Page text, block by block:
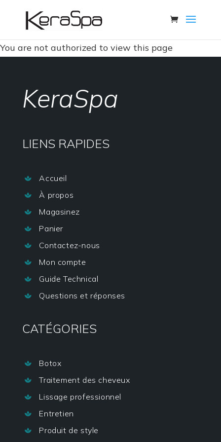
You are not authorized to view this page
KeraSpa
LIENS RAPIDES
 Accueil
 À propos
 Magasinez
 Panier
 Contactez-nous
 Mon compte
 Guide Technical
 Questions et réponses
CATÉGORIES
 Botox
 Traitement des cheveux
 Lissage professionnel
 Entretien
 Produit de style